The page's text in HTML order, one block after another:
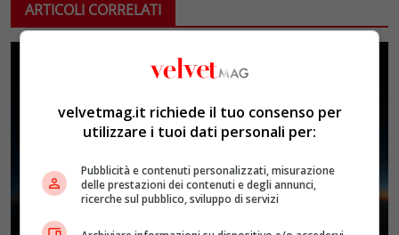
ARTICOLI CORRELATI
velvetmag.it richiede il tuo consenso per
utilizzare i tuoi dati personali per:
Pubblicità e contenuti personalizzati, misurazione
delle prestazioni dei contenuti e degli annunci,
ricerche sul pubblico, sviluppo di servizi